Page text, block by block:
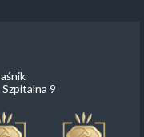
Szpitalna 9